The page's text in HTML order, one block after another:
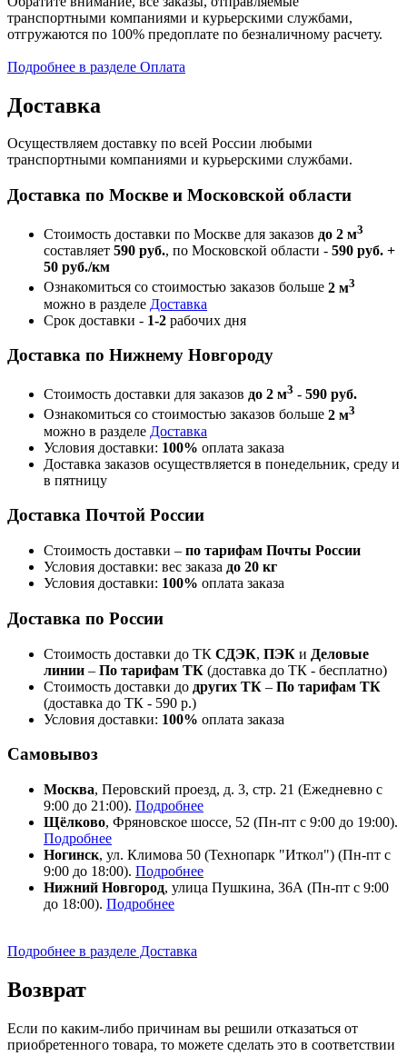
транспортными компаниями и курьерскими службами,
отгружаются по 100% предоплате по безналичному расчету.
Подробнее в разделе Оплата
Доставка
Осуществляем доставку по всей России любыми
транспортными компаниями и курьерскими службами.
Доставка по Москве и Московской области
Стоимость доставки по Москве для заказов до 2 м3
составляет 590 руб., по Московской области - 590 руб. +
50 руб./км
Ознакомиться со стоимостью заказов больше 2 м3
можно в разделе Доставка
Срок доставки - 1-2 рабочих дня
Доставка по Нижнему Новгороду
Стоимость доставки для заказов до 2 м3 - 590 руб.
Ознакомиться со стоимостью заказов больше 2 м3
можно в разделе Доставка
Условия доставки: 100% оплата заказа
Доставка заказов осуществляется в понедельник, среду и
в пятницу
Доставка Почтой России
Стоимость доставки – по тарифам Почты России
Условия доставки: вес заказа до 20 кг
Условия доставки: 100% оплата заказа
Доставка по России
Стоимость доставки до ТК СДЭК, ПЭК и Деловые
линии – По тарифам ТК (доставка до ТК - бесплатно)
Стоимость доставки до других ТК – По тарифам ТК
(доставка до ТК - 590 р.)
Условия доставки: 100% оплата заказа
Самовывоз
Москва, Перовский проезд, д. 3, стр. 21 (Ежедневно с
9:00 до 21:00). Подробнее
Щёлково, Фряновское шоссе, 52 (Пн-пт с 9:00 до 19:00).
Подробнее
Ногинск, ул. Климова 50 (​Технопарк "Иткол") (Пн-пт с
9:00 до 18:00). Подробнее
Нижний Новгород, улица Пушкина, 36А (Пн-пт с 9:00
до 18:00). Подробнее
Подробнее в разделе Доставка
Возврат
Если по каким-либо причинам вы решили отказаться от
приобретенного товара, то можете сделать это в соответствии